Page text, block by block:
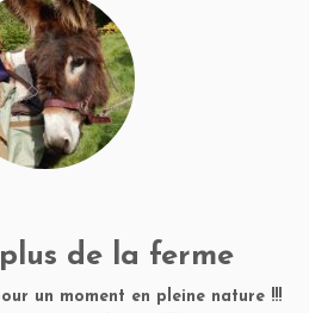
de la ferme
un moment en pleine nature !!!